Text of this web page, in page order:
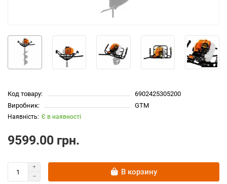
Код товару:
6902425305200
Виробник:
GTM
Є в наявності
9599.00 грн.
В корзину